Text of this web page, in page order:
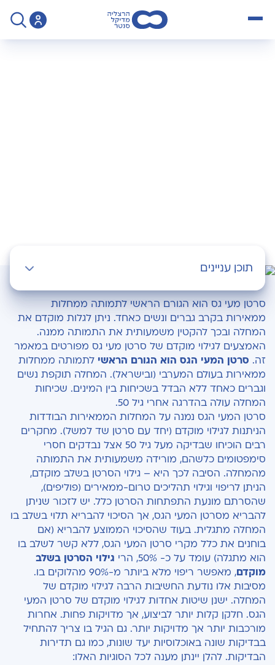
תוכן עניינים
מי צריך בדיקת גילוי מוקדם?
ומה אם קיים מקרה סרטן במשפחה?
באיזו תדירות צריך להיבדק?
ומה אם בעבר הוסר פוליפ או גידול ממאיר מהמעי
הגס?
איזה בדיקות קיימות לגילוי מוקדם של סרטן המעי
הגס?
נקודות חשובות
סרטן מעי גס הוא הגורם הראשי לתמותה ממחלות
ממאירות בקרב גברים ונשים כאחד. ניתן לגלות מוקדם את
המחלה ובכך להקטין משמעותית את התמותה ממנה.
האמצעים לגילוי מוקדם של סרטן מעי גס מפורטים במאמר
זה. סרטן המעי הגס הוא הגורם הראשי לתמותה ממחלות
ממאירות בעולם המערבי (ובישראל). המחלה תוקפת נשים
וגברים כאחד ללא הבדל בשכיחות בין המינים. שכיחות
המחלה עולה בהדרגה אחרי גיל 50.
סרטן המעי הגס נמנה על המחלות הממאירות הבודדות
הניתנות לגילוי מוקדם (יחד עם סרטן שד למשל). מחקרים
רבים הוכיחו שבדיקה מעל גיל 50 אצל נבדקים חסרי
סימפטומים כלשהם, מורידה משמעותית את התמותה
מהמחלה. הסיבה לכך היא – גילוי הסרטן בשלב מוקדם,
הניתן לריפוי וגילוי תהליכים טרום-ממאירים (פוליפים),
שהסרתם מונעת התפתחות הסרטן כלל. יש לזכור שניתן
להבריא מסרטן המעי הגס, אך הסיכוי להבריא תלוי בשלב בו
המחלה מתגלית. בעוד שהסיכוי הממוצע להבריא (אם
בוחנים את כלל מקרי סרטן המעי הגס, ללא קשר לשלב בו
הוא מתגלה) עומד על כ- 50%, הרי
גילוי הסרטן בשלב
מוקדם
, מאפשר ריפוי מלא ביותר מ-90% מהלוקים בו.
מסיבות אלו נודעת החשיבות הרבה לגילוי מוקדם של
המחלה. ישנן שיטות אחדות לגילוי מוקדם של סרטן המעי
הגס. חלקן קלות יותר לביצוע, אך מדויקות פחות. אחרות
מורכבות יותר אך מדויקות יותר. גם הגיל בו צריך להתחיל
בבדיקות שונה באוכלוסיות יעד שונות, כמו גם תדירות
הבדיקות. להלן יינתן מענה לכל הסוגיות האלו: